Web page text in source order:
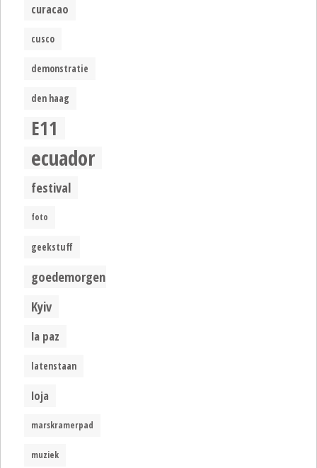
curacao
cusco
demonstratie
den haag
E11
ecuador
festival
foto
geekstuff
goedemorgen
Kyiv
la paz
latenstaan
loja
marskramerpad
muziek